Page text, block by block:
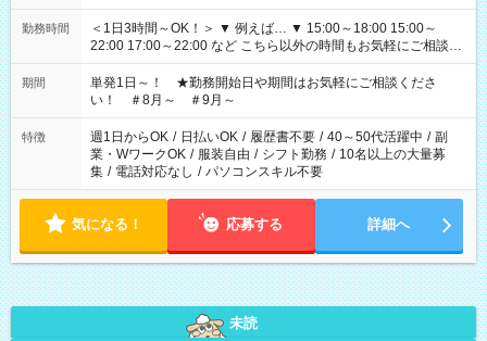
勤務時間
＜1日3時間～OK！＞ ▼ 例えば… ▼ 15:00～18:00 15:00～
22:00 17:00～22:00 など こちら以外の時間もお気軽にご相談く
ださい！
期間
単発1日～！ ★勤務開始日や期間はお気軽にご相談くださ
い！ ＃8月～ ＃9月～
特徴 週1日からOK / 日払いOK / 履歴書不要 / 40～50代活躍中 / 副
業・WワークOK / 服装自由 / シフト勤務 / 10名以上の大量募
集 / 電話対応なし / パソコンスキル不要
気になる！ 応募する 詳細へ
未読